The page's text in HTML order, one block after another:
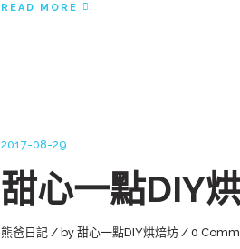
READ MORE
2017-08-29
甜心一點DIY
熊爸日記 by 甜心一點DIY烘焙坊 0